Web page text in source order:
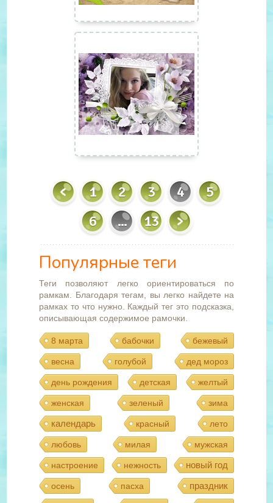
1 2 3 4
5
6
... 13
Популярные теги
Теги позволяют легко ориентироваться по
рамкам. Благодаря тегам, вы легко найдете на
рамках то что нужно. Каждый тег это подсказка,
описывающая содержимое рамочки.
8 марта бабочки бежевый
весна голубой дед мороз
день рождения детская желтый
женская зеленый зима
календарь красный лето
любовь милая мужская
настроение нежность новый год
осень пасха
праздник